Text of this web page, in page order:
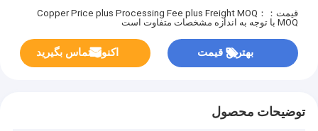
قیمت：Copper Price plus Processing Fee plus Freight
MOQ：
MOQ با توجه به اندازه مشخصات متفاوت است
بهترین قیمت اکنون تماس بگیرید
توضیحات محصول